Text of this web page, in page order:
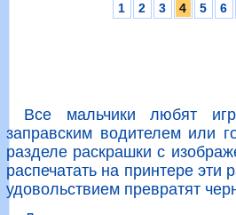
1 2 3 4 5 6
Все мальчики любят
заправским водителем или
разделе раскрашки с
распечатать на принтере
удовольствием превратят